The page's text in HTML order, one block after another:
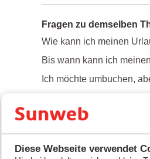
Diese Webseite verwendet
Fragen zu demselben
Wie kann ich meinen
Bis wann kann ich
Ich möchte umbuchen,